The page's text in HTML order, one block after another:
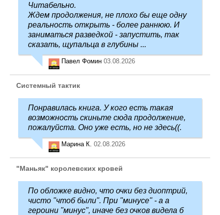
Читабельно.
Ждем продолжения, не плохо бы еще одну
реальность открыть - более раннюю. И
заниматься разведкой - запустить, так
сказать, щупальца в глубины ...
Павел Фомин 03.08.2026
Системный тактик
Понравилась книга. У кого есть такая
возможность скиньте сюда продолжение,
пожалуйста. Оно уже есть, но не здесь((.
Марина К. 02.08.2026
"Маньяк" королевских кровей
По обложке видно, что очки без диоптрий,
чисто "чтоб были". При "минусе" - а а
героини "минус", иначе без очков видела б